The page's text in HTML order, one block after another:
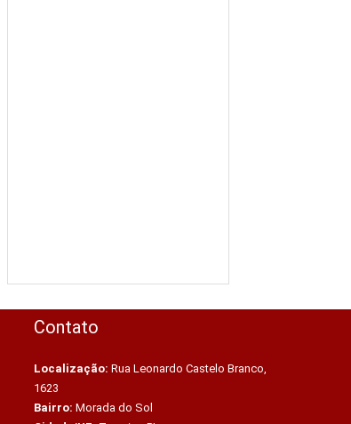
Contato
Localização: Rua Leonardo Castelo Branco,
1623
Bairro: Morada do Sol